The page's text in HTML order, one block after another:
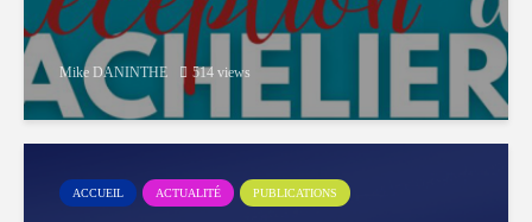
Mike DANINTHE 514 views
ACCUEIL ACTUALITÉ PUBLICATIONS